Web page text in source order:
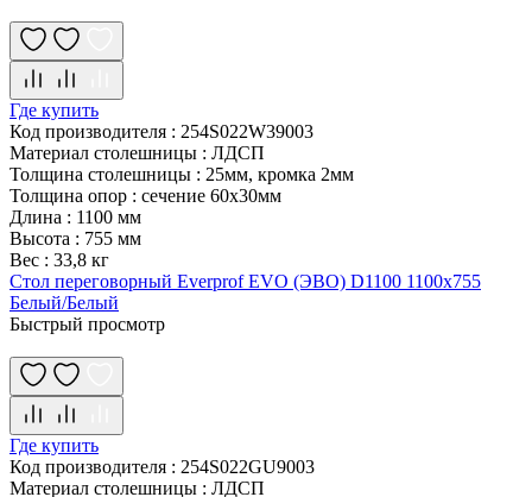
Где купить
Код производителя : 254S022W39003
Материал столешницы : ЛДСП
Толщина столешницы : 25мм, кромка 2мм
Толщина опор : сечение 60х30мм
Длина : 1100 мм
Высота : 755 мм
Вес : 33,8 кг
Стол переговорный Everprof EVO (ЭВО) D1100 1100x755
Белый/Белый
Быстрый просмотр
Где купить
Код производителя : 254S022GU9003
Материал столешницы : ЛДСП